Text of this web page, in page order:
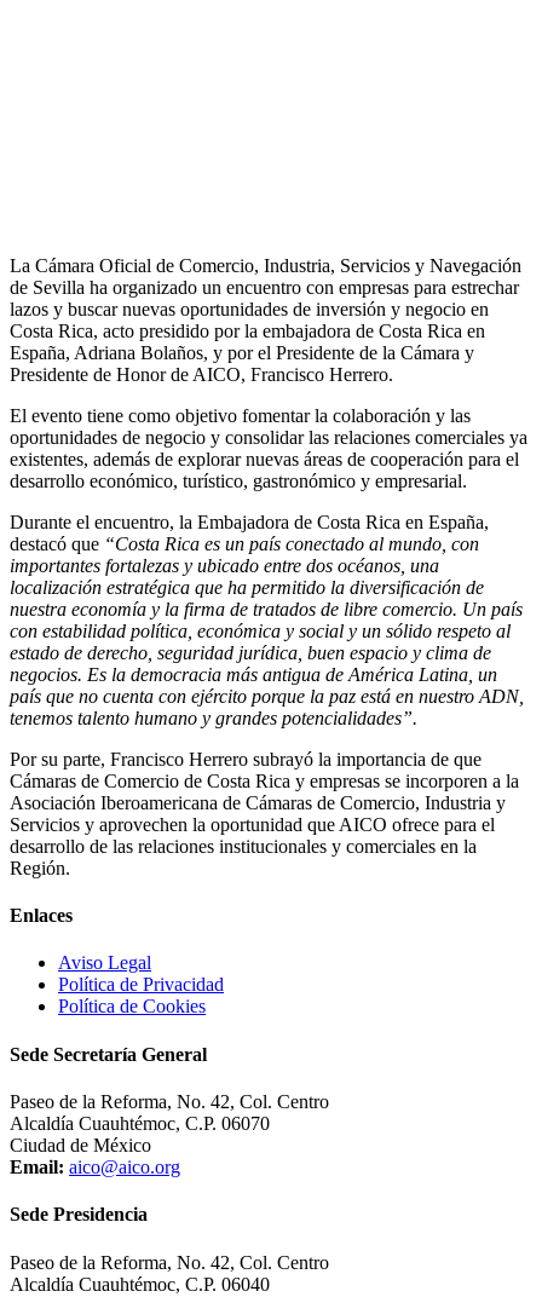
La Cámara Oficial de Comercio, Industria, Servicios y Navegación
de Sevilla ha organizado un encuentro con empresas para estrechar
lazos y buscar nuevas oportunidades de inversión y negocio en
Costa Rica, acto presidido por la embajadora de Costa Rica en
España, Adriana Bolaños, y por el Presidente de la Cámara y
Presidente de Honor de AICO, Francisco Herrero.
El evento tiene como objetivo fomentar la colaboración y las
oportunidades de negocio y consolidar las relaciones comerciales ya
existentes, además de explorar nuevas áreas de cooperación para el
desarrollo económico, turístico, gastronómico y empresarial.
Durante el encuentro, la Embajadora de Costa Rica en España,
destacó que “Costa Rica es un país conectado al mundo, con
importantes fortalezas y ubicado entre dos océanos, una
localización estratégica que ha permitido la diversificación de
nuestra economía y la firma de tratados de libre comercio. Un país
con estabilidad política, económica y social y un sólido respeto al
estado de derecho, seguridad jurídica, buen espacio y clima de
negocios. Es la democracia más antigua de América Latina, un
país que no cuenta con ejército porque la paz está en nuestro ADN,
tenemos talento humano y grandes potencialidades”.
Por su parte, Francisco Herrero subrayó la importancia de que
Cámaras de Comercio de Costa Rica y empresas se incorporen a la
Asociación Iberoamericana de Cámaras de Comercio, Industria y
Servicios y aprovechen la oportunidad que AICO ofrece para el
desarrollo de las relaciones institucionales y comerciales en la
Región.
Enlaces
Aviso Legal
Política de Privacidad
Política de Cookies
Sede Secretaría General
Paseo de la Reforma, No. 42, Col. Centro
Alcaldía Cuauhtémoc, C.P. 06070
Ciudad de México
Email: aico@aico.org
Sede Presidencia
Paseo de la Reforma, No. 42, Col. Centro
Alcaldía Cuauhtémoc, C.P. 06040